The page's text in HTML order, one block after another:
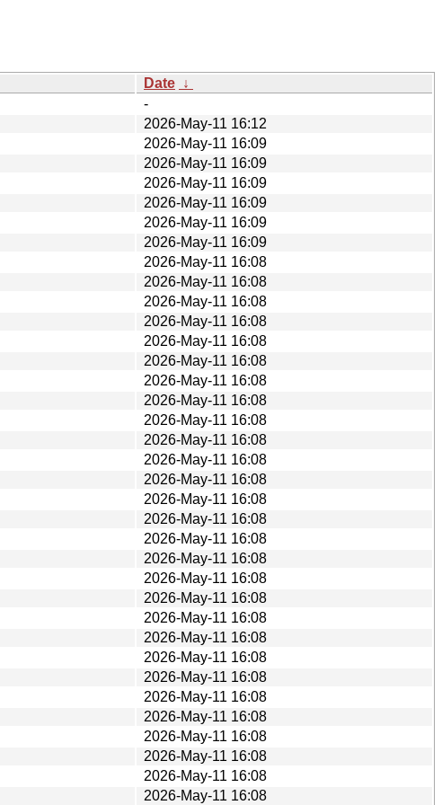
Date ↓
-
2026-May-11 16:12
2026-May-11 16:09
2026-May-11 16:09
2026-May-11 16:09
2026-May-11 16:09
2026-May-11 16:09
2026-May-11 16:09
2026-May-11 16:08
2026-May-11 16:08
2026-May-11 16:08
2026-May-11 16:08
2026-May-11 16:08
2026-May-11 16:08
2026-May-11 16:08
2026-May-11 16:08
2026-May-11 16:08
2026-May-11 16:08
2026-May-11 16:08
2026-May-11 16:08
2026-May-11 16:08
2026-May-11 16:08
2026-May-11 16:08
2026-May-11 16:08
2026-May-11 16:08
2026-May-11 16:08
2026-May-11 16:08
2026-May-11 16:08
2026-May-11 16:08
2026-May-11 16:08
2026-May-11 16:08
2026-May-11 16:08
2026-May-11 16:08
2026-May-11 16:08
2026-May-11 16:08
2026-May-11 16:08